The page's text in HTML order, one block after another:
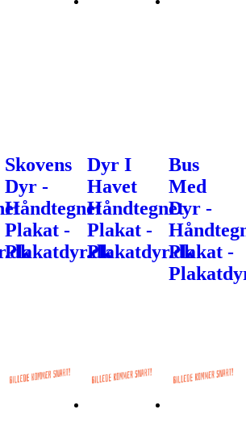
Skovens
Dyr -
Håndtegnet
Plakat -
Plakatdyr.dk
Dyr I
Havet
Håndtegnet
Plakat -
Plakatdyr.dk
Bus
Med
Dyr -
Plakat -